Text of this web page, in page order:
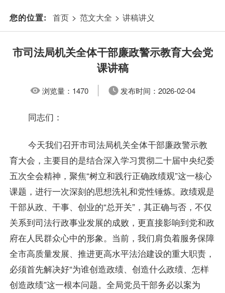
您的位置: 首页 > 范文大全 > 讲稿讲义
市司法局机关全体干部廉政警示教育大会党
课讲稿
浏览量： 1470 发布时间： 2026-02-04
同志们：
今天我们召开市司法局机关全体干部廉政警示教
育大会，主要目的是结合深入学习贯彻二十届中央纪委
五次全会精神，聚焦“树立和践行正确政绩观”这一核心
课题，进行一次深刻的思想洗礼和党性锤炼。政绩观是
干部从政、干事、创业的“总开关”，其正确与否，不仅
关系到司法行政事业发展的成败，更直接影响到党和政
府在人民群众心中的形象。当前，我们肩负着服务保障
全市高质量发展、推进更高水平法治建设的重大职责，
必须首先解决好“为谁创造政绩、创造什么政绩、怎样
创造政绩”这一根本问题。全局党员干部务必以案为